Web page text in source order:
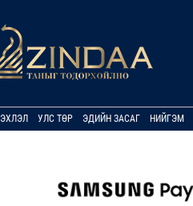
ЭХЛЭЛ УЛС ТӨР ЭДИЙН ЗАСАГ НИЙГЭМ